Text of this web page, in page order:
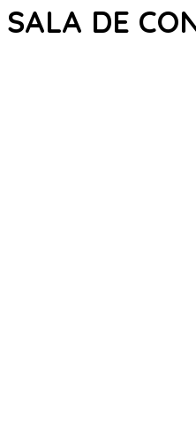
SALA DE